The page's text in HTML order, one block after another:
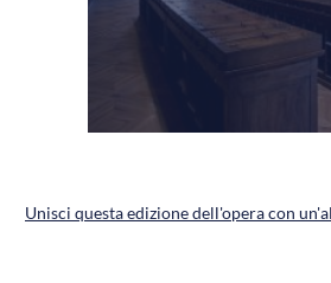
Unisci questa edizione dell'opera con